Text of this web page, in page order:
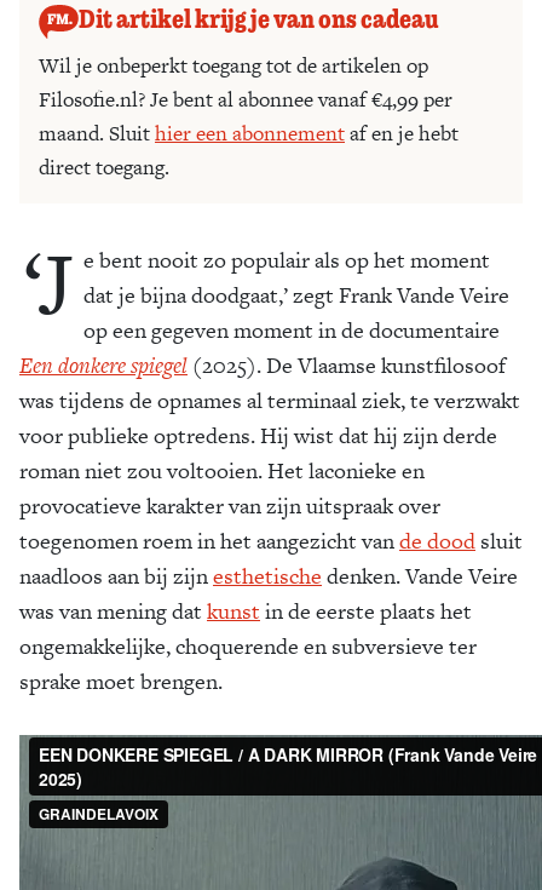
Dit artikel krijg je van ons cadeau
Wil je onbeperkt toegang tot de artikelen op
Filosofie.nl? Je bent al abonnee vanaf €4,99 per
maand. Sluithier een abonnementaf en je hebt
direct toegang.
‘J e bent nooit zo populair als op het moment
dat je bijna doodgaat,’ zegt Frank Vande Veire
op een gegeven moment in de documentaire
Een donkere spiegel (2025). De Vlaamse kunstfilosoof
was tijdens de opnames al terminaal ziek, te verzwakt
voor publieke optredens. Hij wist dat hij zijn derde
roman niet zou voltooien. Het laconieke en
provocatieve karakter van zijn uitspraak over
toegenomen roem in het aangezicht vande dood sluit
naadloos aan bij zijnesthetische denken. Vande Veire
was van mening dat kunst in de eerste plaats het
ongemakkelijke, choquerende en subversieve ter
sprake moet brengen.